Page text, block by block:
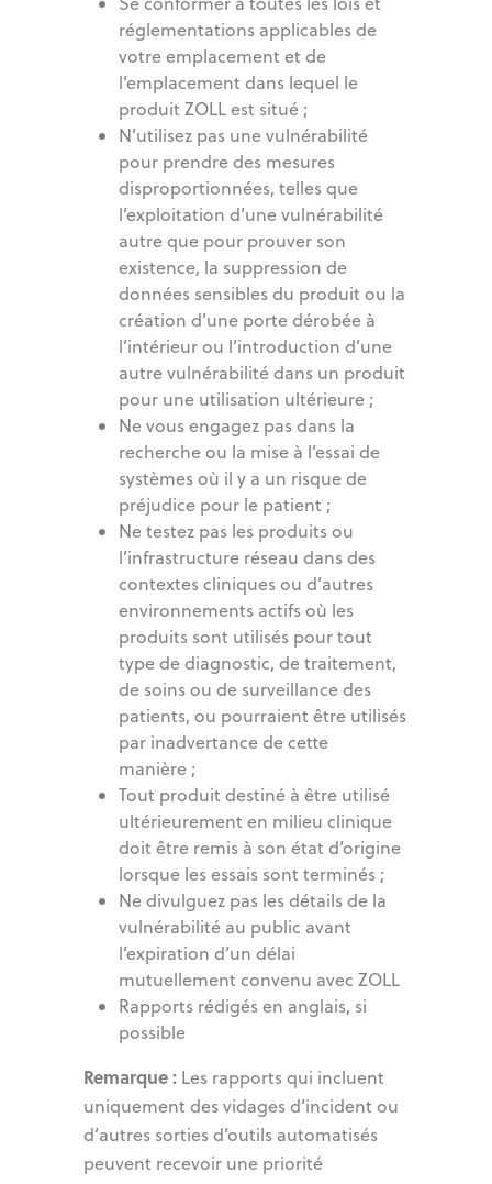
réglementations applicables de
votre emplacement et de
l’emplacement dans lequel le
produit ZOLL est situé ;
N’utilisez pas une vulnérabilité
pour prendre des mesures
disproportionnées, telles que
l’exploitation d’une vulnérabilité
autre que pour prouver son
existence, la suppression de
données sensibles du produit ou la
création d’une porte dérobée à
l’intérieur ou l’introduction d’une
autre vulnérabilité dans un produit
pour une utilisation ultérieure ;
Ne vous engagez pas dans la
recherche ou la mise à l’essai de
systèmes où il y a un risque de
préjudice pour le patient ;
Ne testez pas les produits ou
l’infrastructure réseau dans des
contextes cliniques ou d’autres
environnements actifs où les
produits sont utilisés pour tout
type de diagnostic, de traitement,
de soins ou de surveillance des
patients, ou pourraient être utilisés
par inadvertance de cette
manière ;
Tout produit destiné à être utilisé
ultérieurement en milieu clinique
doit être remis à son état d’origine
lorsque les essais sont terminés ;
Ne divulguez pas les détails de la
vulnérabilité au public avant
l’expiration d’un délai
mutuellement convenu avec ZOLL
Rapports rédigés en anglais, si
possible
Remarque : Les rapports qui incluent
uniquement des vidages d’incident ou
d’autres sorties d’outils automatisés
peuvent recevoir une priorité